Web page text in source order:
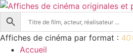
Aller
au
contenu
Affiches de cinéma par format :
Accueil